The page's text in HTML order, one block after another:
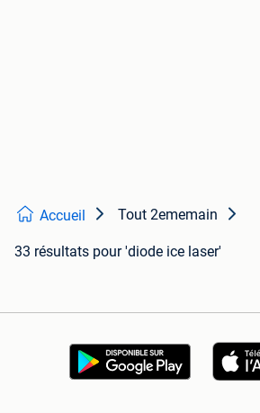
Accueil Tout 2ememain
33 résultats pour 'diode ice laser'